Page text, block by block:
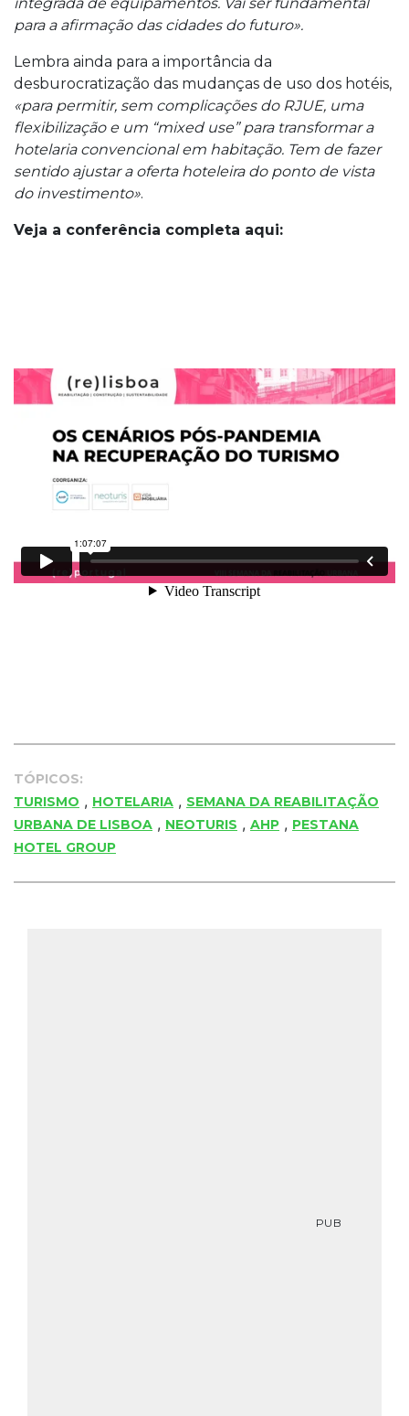
para a afirmação das cidades do futuro».
Lembra ainda para a importância da
desburocratização das mudanças de uso dos hotéis,
«para permitir, sem complicações do RJUE, uma
flexibilização e um “mixed use” para transformar a
hotelaria convencional em habitação. Tem de fazer
sentido ajustar a oferta hoteleira do ponto de vista
do investimento».
Veja a conferência completa aqui:
TÓPICOS:
TURISMO , HOTELARIA , SEMANA DA REABILITAÇÃO
URBANA DE LISBOA , NEOTURIS , AHP , PESTANA
HOTEL GROUP
PUB